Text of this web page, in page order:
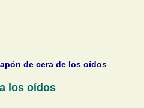
de cera de los oídos
los oídos